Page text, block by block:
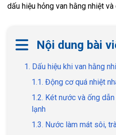
dấu hiệu hỏng van hằng nhiệt
Nội dung bài
1. Dấu hiệu khi van hằng
1.1. Động cơ quá nhiệt
1.2. Két nước và ống
lạnh
1.3. Nước làm mát sôi,